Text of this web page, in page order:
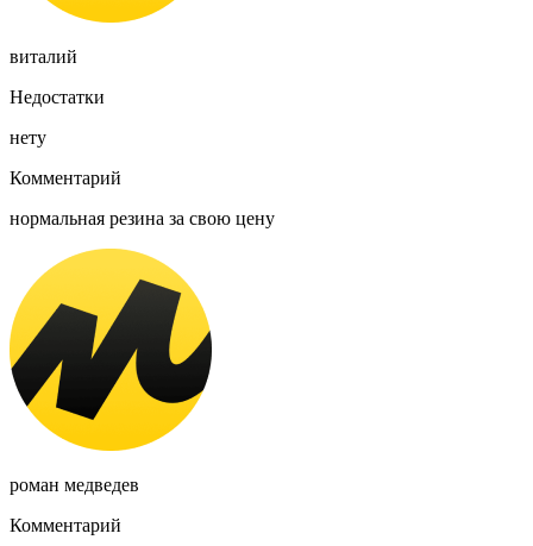
виталий
Недостатки
нету
Комментарий
нормальная резина за свою цену
роман медведев
Комментарий